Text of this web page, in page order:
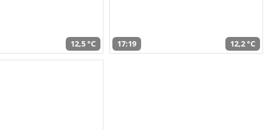
12,5 °C 17:19 12,2 °C